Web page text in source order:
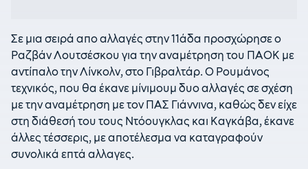
Σε μια σειρά απο αλλαγές στην 11άδα προσχώρησε ο
Ραζβάν Λουτσέσκου για την αναμέτρηση του ΠΑΟΚ με
αντίπαλο την Λίνκολν, στο Γιβραλτάρ. Ο Ρουμάνος
τεχνικός, που θα έκανε μίνιμουμ δυο αλλαγές σε σχέση
με την αναμέτρηση με τον ΠΑΣ Γιάννινα, καθώς δεν είχε
στη διάθεσή του τους Ντόουγκλας και Καγκάβα, έκανε
άλλες τέσσερις, με αποτέλεσμα να καταγραφούν
συνολικά επτά αλλαγες.